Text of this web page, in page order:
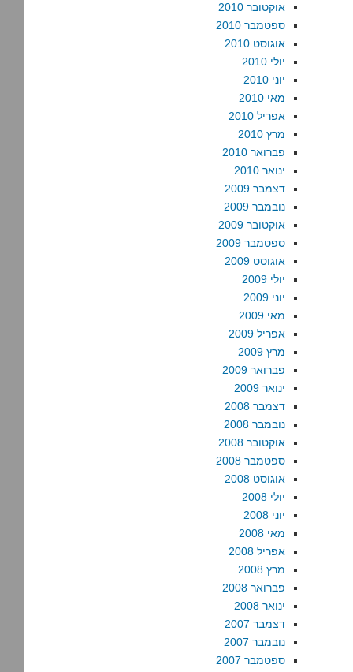
אוקטובר 2010
ספטמבר 2010
אוגוסט 2010
יולי 2010
יוני 2010
מאי 2010
אפריל 2010
מרץ 2010
פברואר 2010
ינואר 2010
דצמבר 2009
נובמבר 2009
אוקטובר 2009
ספטמבר 2009
אוגוסט 2009
יולי 2009
יוני 2009
מאי 2009
אפריל 2009
מרץ 2009
פברואר 2009
ינואר 2009
דצמבר 2008
נובמבר 2008
אוקטובר 2008
ספטמבר 2008
אוגוסט 2008
יולי 2008
יוני 2008
מאי 2008
אפריל 2008
מרץ 2008
פברואר 2008
ינואר 2008
דצמבר 2007
נובמבר 2007
ספטמבר 2007